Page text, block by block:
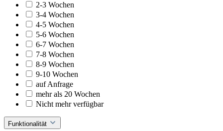
2-3 Wochen
3-4 Wochen
4-5 Wochen
5-6 Wochen
6-7 Wochen
7-8 Wochen
8-9 Wochen
9-10 Wochen
auf Anfrage
mehr als 20 Wochen
Nicht mehr verfügbar
Funktionalität